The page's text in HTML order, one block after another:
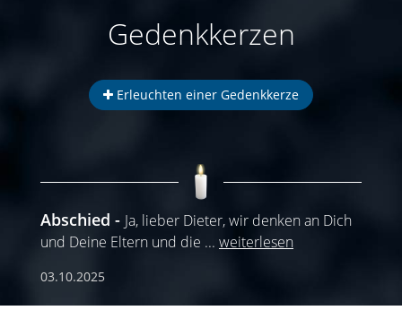
Gedenkkerzen
Erleuchten einer Gedenkkerze
Abschied
Ja, lieber Dieter, wir denken an Dich
und Deine Eltern und die ... weiterlesen
03.10.2025